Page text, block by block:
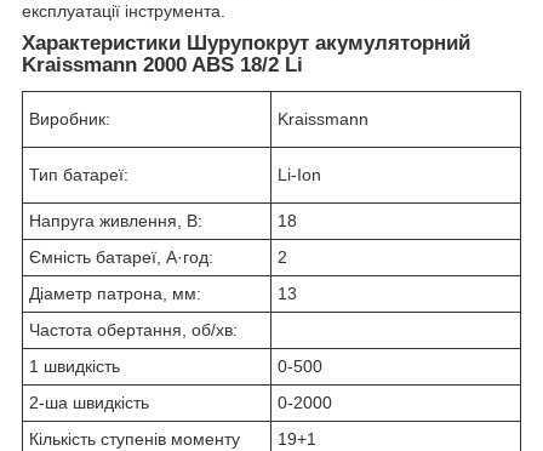
експлуатації інструмента.
Характеристики Шурупокрут акумуляторний
Kraissmann 2000 ABS 18/2 Li
Виробник: Kraissmann
Тип батареї: Li-Ion
Напруга живлення, В:
18
Ємність батареї, А·год:
2
Діаметр патрона, мм:
13
Частота обертання, об/хв:
1 швидкість
0-500
2-ша швидкість
0-2000
Кількість ступенів моменту
19+1